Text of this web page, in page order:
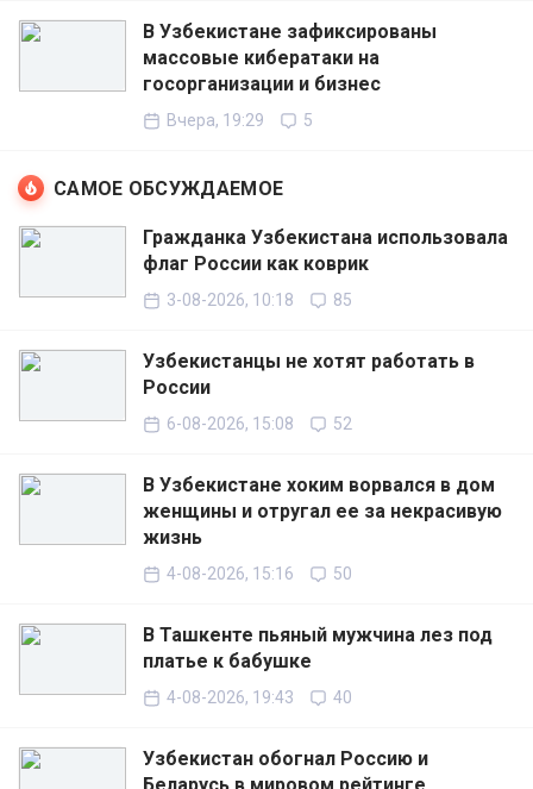
В Узбекистане зафиксированы
массовые кибератаки на
госорганизации и бизнес
Вчера, 19:29 5
САМОЕ ОБСУЖДАЕМОЕ
Гражданка Узбекистана использовала
флаг России как коврик
3-08-2026, 10:18 85
Узбекистанцы не хотят работать в
России
6-08-2026, 15:08 52
В Узбекистане хоким ворвался в дом
женщины и отругал ее за некрасивую
жизнь
4-08-2026, 15:16 50
В Ташкенте пьяный мужчина лез под
платье к бабушке
4-08-2026, 19:43 40
Узбекистан обогнал Россию и